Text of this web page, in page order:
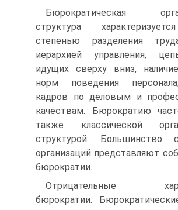
Бюрократическая
структура
степенью разделения
иерархией управления,
идущих сверху вниз,
норм поведения
кадров по деловым и
качествам. Бюрократию
также классической
структурой. Большинство
организаций представляют
бюрократии.
Отрицательные
бюрократии.